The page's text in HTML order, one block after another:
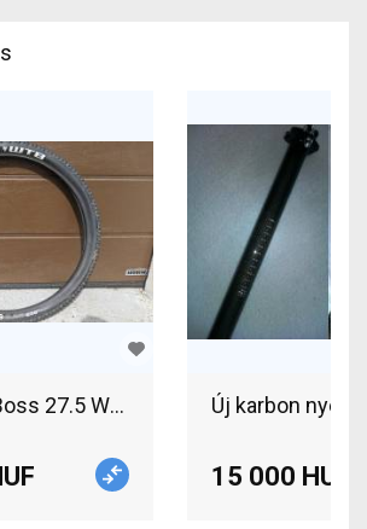
27.5 WTB Trail Boss 27.5 2db
Új karbon
15 000 HUF